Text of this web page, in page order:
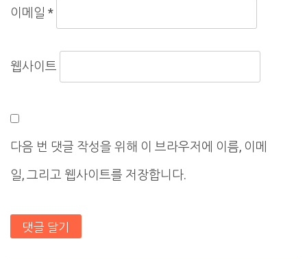
이메일 *
웹사이트
다음 번 댓글 작성을 위해 이 브라우저에 이름, 이메
일, 그리고 웹사이트를 저장합니다.